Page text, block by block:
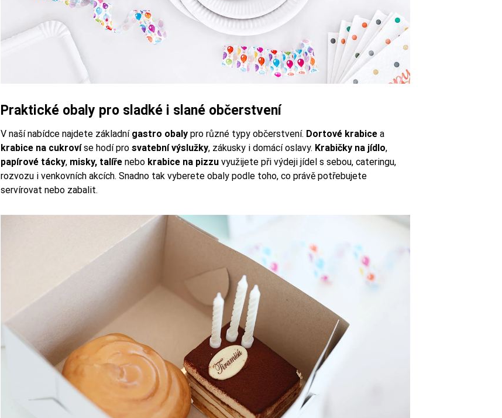
Praktické obaly pro sladké i slané občerstvení
V naší nabídce najdete základní gastro obaly pro různé typy občerstvení. Dortové krabice a
krabice na cukrovíse hodí pro svatební výslužky, zákusky i domácí oslavy. Krabičky na jídlo,
papírové tácky, misky, talíře nebo krabice na pizzu využijete při výdeji jídel s sebou, cateringu,
rozvozu i venkovních akcích. Snadno tak vyberete obaly podle toho, co právě potřebujete
servírovat nebo zabalit.